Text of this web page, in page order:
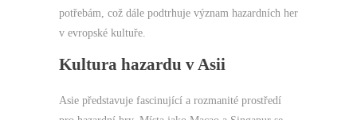
potřebám, což dále podtrhuje význam hazardních her
v evropské kultuře.
Kultura hazardu v Asii
Asie představuje fascinující a rozmanité prostředí